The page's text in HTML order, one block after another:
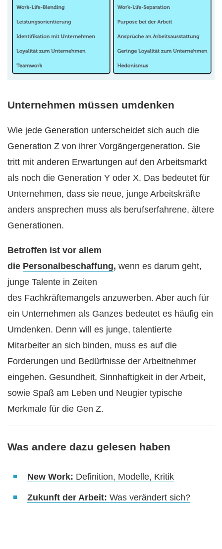
Unternehmen müssen umdenken
Wie jede Generation unterscheidet sich auch die
Generation Z von ihrer Vorgängergeneration. Sie
tritt mit anderen Erwartungen auf den Arbeitsmarkt
als noch die Generation Y oder X. Das bedeutet für
Unternehmen, dass sie neue, junge Arbeitskräfte
anders ansprechen muss als berufserfahrene, ältere
Generationen.
Betroffen ist vor allem
die Personalbeschaffung, wenn es darum geht,
junge Talente in Zeiten
des Fachkräftemangels anzuwerben. Aber auch für
ein Unternehmen als Ganzes bedeutet es häufig ein
Umdenken. Denn will es junge, talentierte
Mitarbeiter an sich binden, muss es auf die
Forderungen und Bedürfnisse der Arbeitnehmer
eingehen. Gesundheit, Sinnhaftigkeit in der Arbeit,
sowie Spaß am Leben und Neugier typische
Merkmale für die Gen Z.
Was andere dazu gelesen haben
New Work: Definition, Modelle, Kritik
Zukunft der Arbeit: Was verändert sich?